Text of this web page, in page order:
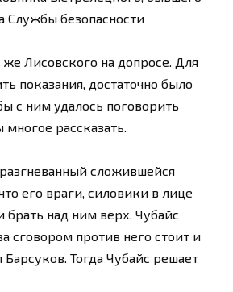
Службы безопасности
Лисовского на допросе. Для
показания, достаточно было
с ним удалось поговорить
рассказать.
сложившейся
его враги, силовики в лице
брать над ним верх. Чубайс
сговором против него стоит и
Тогда Чубайс решает